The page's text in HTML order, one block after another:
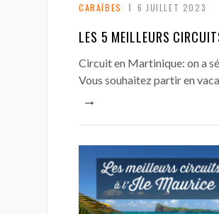
CARAÏBES 6 JUILLET 2023
LES 5 MEILLEURS
Circuit en Martinique: on a
Vous souhaitez partir en
→